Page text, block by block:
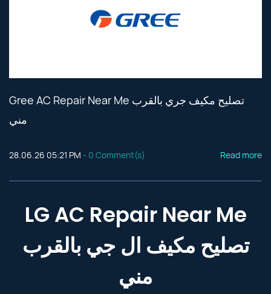
Gree AC Repair Near Me تصليح مكيف جري بالقرب
مني
28.06.26 05:21 PM - 0 Comment(s) Read more
LG AC Repair Near Me
تصليح مكيف ال جي بالقرب
مني